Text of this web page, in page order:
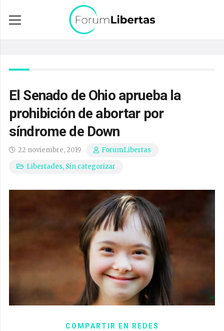
El Senado de Ohio aprueba la
prohibición de abortar por
síndrome de Down
22 noviembre, 2019
ForumLibertas
Libertades, Sin categorizar
COMPARTIR EN REDES